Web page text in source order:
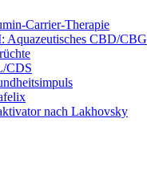
Carrier-Therapie
Aquazeutisches CBD/CBG
CDS
nach Lakhovsky